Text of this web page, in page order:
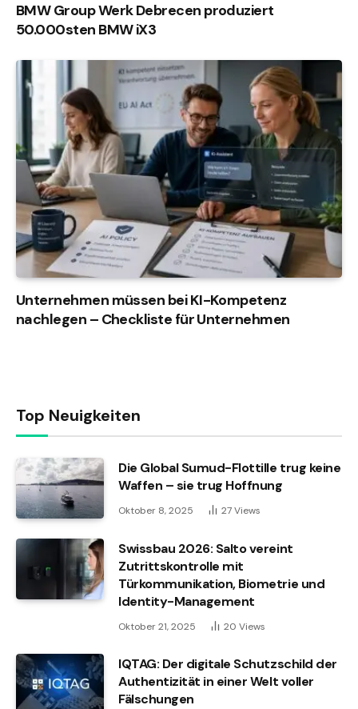
BMW Group Werk Debrecen produziert
50.000sten BMW iX3
Unternehmen müssen bei KI-Kompetenz
nachlegen – Checkliste für Unternehmen
Top Neuigkeiten
Die Global Sumud-Flottille trug keine
Waffen – sie trug Hoffnung
Oktober 8, 2025 27Views
Swissbau 2026: Salto vereint
Zutrittskontrolle mit
Türkommunikation, Biometrie und
Identity-Management
Oktober 21, 2025 20 Views
IQTAG: Der digitale Schutzschild der
Authentizität in einer Welt voller
Fälschungen